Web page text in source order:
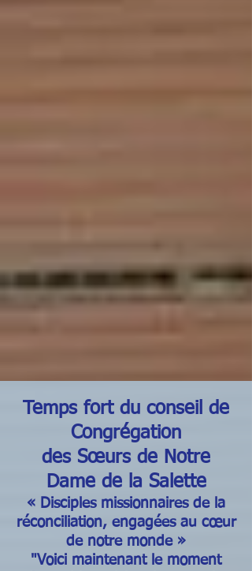
Temps fort du conseil de
Congrégation
des Sœurs de Notre
Dame de la Salette
​« Disciples missionnaires de la
réconciliation, engagées au cœur
de notre monde »
​"Voici maintenant le moment